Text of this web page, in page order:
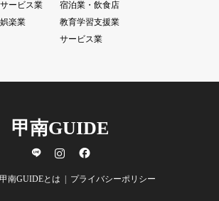
ービス業
宿泊業・飲食店
楽業
教育学習支援業
サービス業
甲南GUIDE
甲南GUIDEとは プライバシーポリシー